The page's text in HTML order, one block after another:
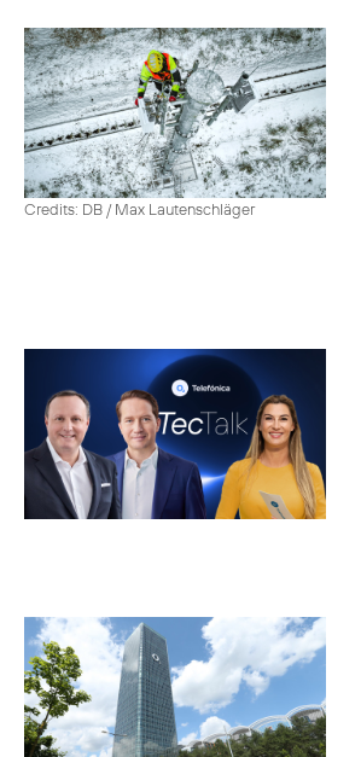
Credits: DB / Max Lautenschläger